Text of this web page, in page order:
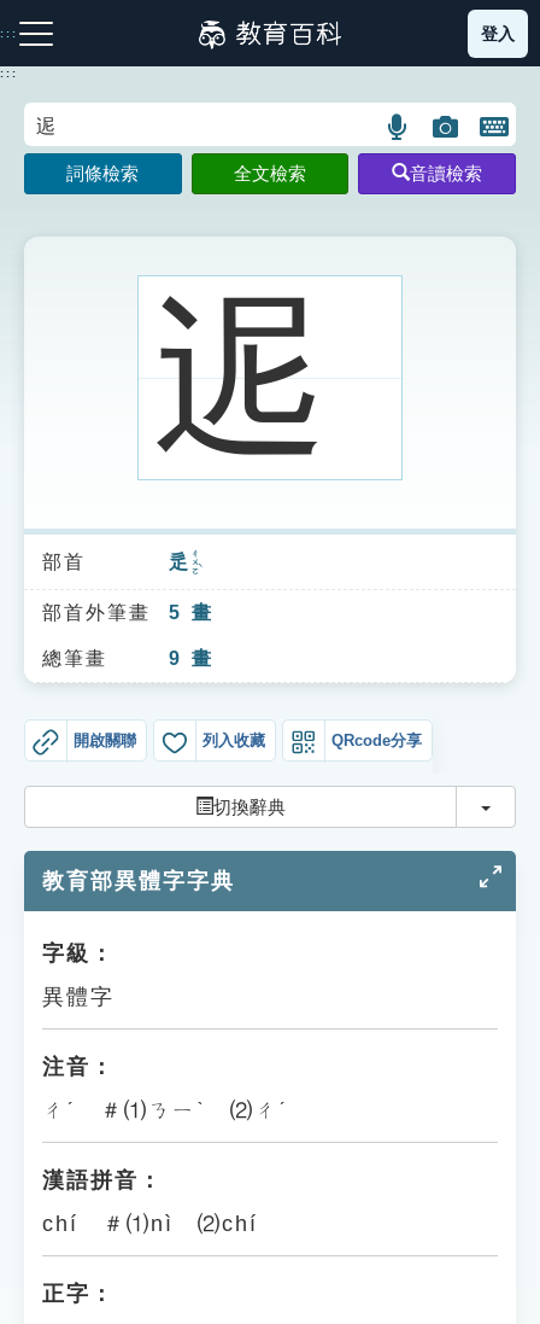
到
主
:::
注音索引圖示 筆畫索引圖示 部首索引表圖示
索引選單
知識索引
單字索引
遊戲專區
教學應用
貓頭鷹博士
登入
:::
語
言
搜
示
圖
片
搜
開
鍵
圖
詞條檢索 全文檢索 音讀檢索
迡
部首 辵 ㄔㄨㄛˋ
部首外筆畫 5 畫
總筆畫 9 畫
開啟關聯 列入收藏 QRcode分享
切換辭典 切換
教育部異體字字典
字級：
異體字
注音：
ㄔˊ ＃⑴ㄋㄧˋ ⑵ㄔˊ
漢語拼音：
chí ＃⑴nì ⑵chí
正字：